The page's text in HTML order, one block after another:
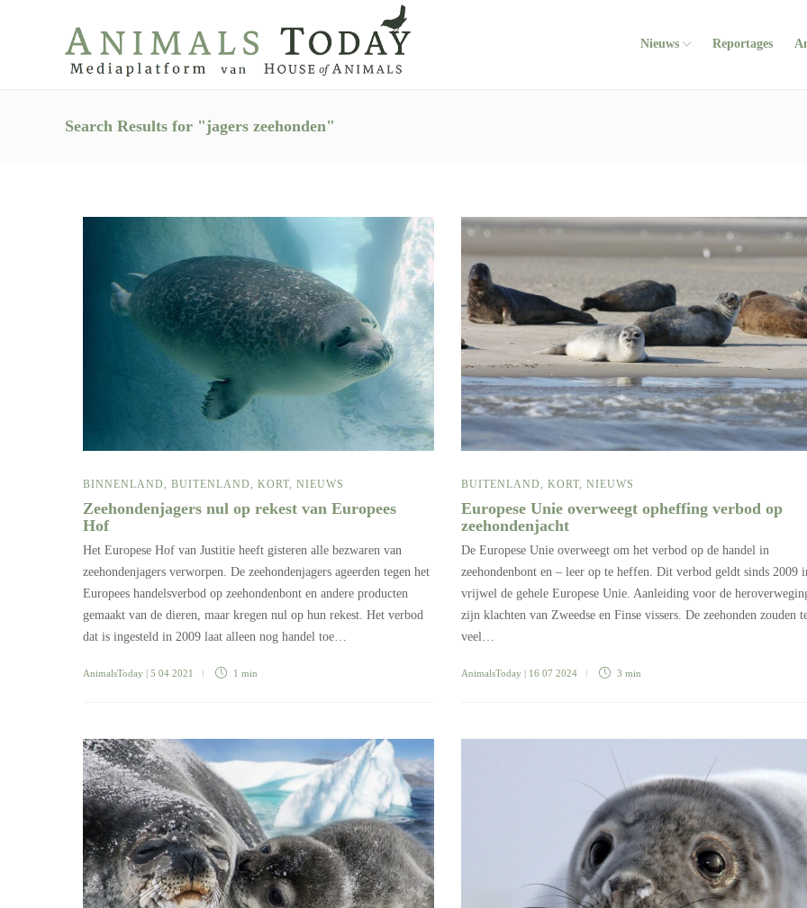
Nieuws Reportages
Search Results for "jagers zeehonden"
BINNENLAND, BUITENLAND, KORT, NIEUWS
Zeehondenjagers nul op rekest van Europees
Hof
Het Europese Hof van Justitie heeft gisteren alle bezwaren van
zeehondenjagers verworpen. De zeehondenjagers ageerden tegen het
Europees handelsverbod op zeehondenbont en andere producten
gemaakt van de dieren, maar kregen nul op hun rekest. Het verbod
dat is ingesteld in 2009 laat alleen nog handel toe…
AnimalsToday | 5 04 2021 1 min
BUITENLAND, KORT, NIEUWS
Europese Unie overweegt opheffing verbod op
zeehondenjacht
De Europese Unie overweegt om het verbod op de handel in
zeehondenbont en – leer op te heffen. Dit verbod geldt sinds 2009
vrijwel de gehele Europese Unie. Aanleiding voor de
zijn klachten van Zweedse en Finse vissers. De zeehonden zouden
veel…
AnimalsToday | 16 07 2024 3 min